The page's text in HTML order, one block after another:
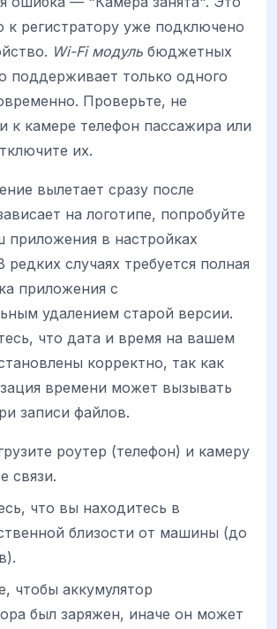
к регистратору уже подключено
Wi-Fi модуль бюджетных
поддерживает только одного
Проверьте, не
к камере телефон пассажира или
их.
вылетает сразу после
на логотипе, попробуйте
приложения в настройках
редких случаях требуется полная
приложения с
удалением старой версии.
что дата и время на вашем
корректно, так как
времени может вызывать
записи файлов.
роутер (телефон) и камеру
связи.
что вы находитесь в
близости от машины (до
чтобы аккумулятор
был заряжен, иначе он может